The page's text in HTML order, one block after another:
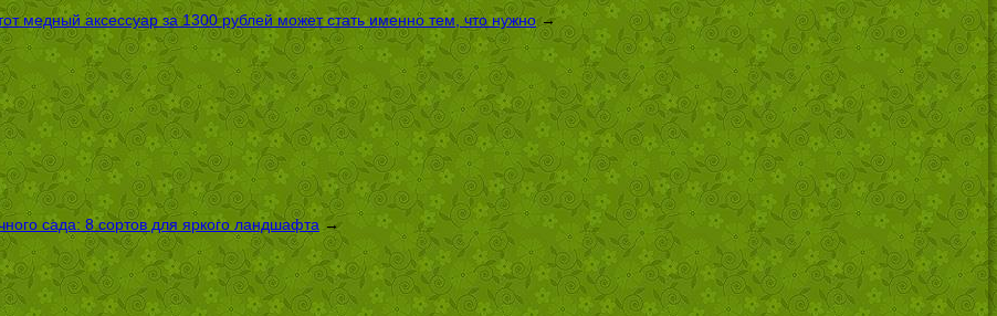
медный аксессуар за 1300 рублей может стать именно тем, что нужно→
сада: 8 сортов для яркого ландшафта→